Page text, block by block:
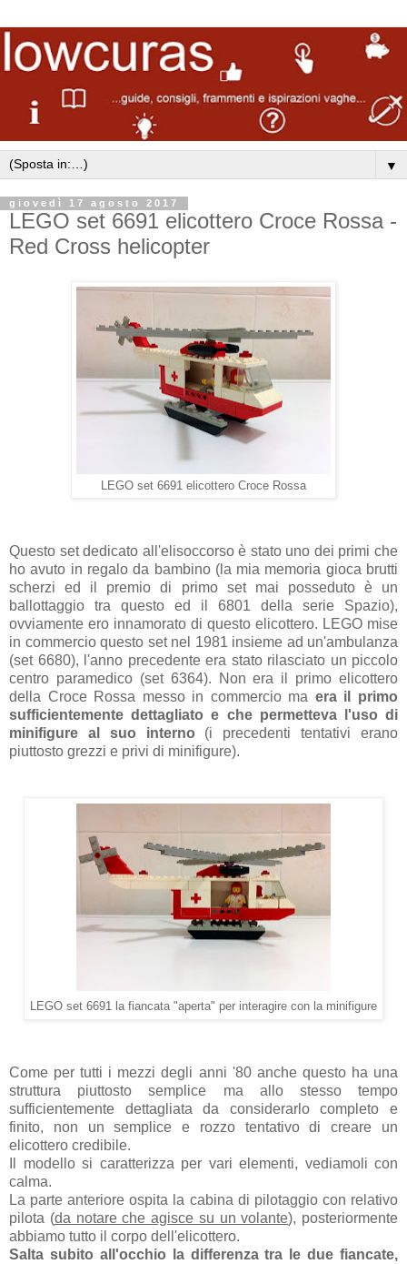
▼
giovedì 17 agosto 2017
LEGO set 6691 elicottero Croce Rossa -
Red Cross helicopter
LEGO set 6691 elicottero Croce Rossa
Questo set dedicato all'elisoccorso è stato uno dei primi che
ho avuto in regalo da bambino (la mia memoria gioca brutti
scherzi ed il premio di primo set mai posseduto è un
ballottaggio tra questo ed il 6801 della serie Spazio),
ovviamente ero innamorato di questo elicottero. LEGO mise
in commercio questo set nel 1981 insieme ad un'ambulanza
(set 6680), l'anno precedente era stato rilasciato un piccolo
centro paramedico (set 6364). Non era il primo elicottero
della Croce Rossa messo in commercio ma era il primo
sufficientemente dettagliato e che permetteva l'uso di
minifigure al suo interno (i precedenti tentativi erano
piuttosto grezzi e privi di minifigure).
LEGO set 6691 la fiancata "aperta" per interagire con la minifigure
Come per tutti i mezzi degli anni '80 anche questo ha una
struttura piuttosto semplice ma allo stesso tempo
sufficientemente dettagliata da considerarlo completo e
finito, non un semplice e rozzo tentativo di creare un
elicottero credibile.
Il modello si caratterizza per vari elementi, vediamoli con
calma.
La parte anteriore ospita la cabina di pilotaggio con relativo
pilota (da notare che agisce su un volante), posteriormente
abbiamo tutto il corpo dell'elicottero.
Salta subito all'occhio la differenza tra le due fiancate,